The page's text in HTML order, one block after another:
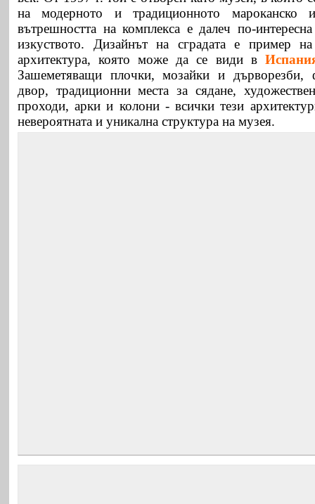
на модерното и традиционното мароканско
вътрешността на комплекса е далеч по-
изкуството. Дизайнът на сградата е пример на
архитектура, която може да се види в
Зашеметяващи плочки, мозайки и дърворезби,
двор, традиционни места за сядане,
проходи, арки и колони - всички тези
невероятната и уникална структура на музея.